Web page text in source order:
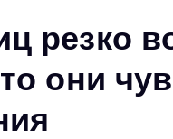
резко
они